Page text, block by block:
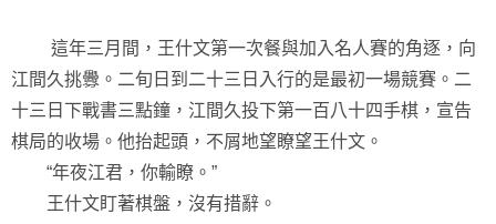
這年三月間，王什文第一次餐與加入名人賽的角逐，向
江間久挑釁。二旬日到二十三日入行的是最初一場競賽。二
十三日下戰書三點鐘，江間久投下第一百八十四手棋，宣告
棋局的收場。他抬起頭，不屑地望瞭望王什文。
“年夜江君，你輸瞭。”
王什文盯著棋盤，沒有措辭。